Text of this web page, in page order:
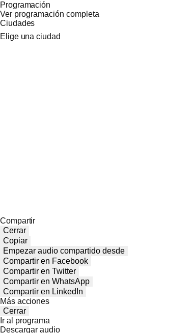
Programación
Ver programación completa
Ciudades
Elige una ciudad
Compartir
Cerrar
Copiar
Empezar audio compartido desde
Compartir en Facebook
Compartir en Twitter
Compartir en WhatsApp
Compartir en LinkedIn
Más acciones
Cerrar
Ir al programa
Descargar audio